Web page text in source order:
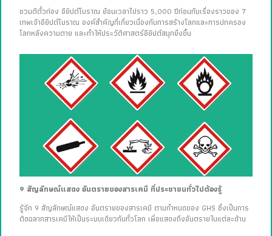
ชวนตีตั๋วท่อง อียิปต์โบราณ ย้อนเวลาไปราว 5,000 ปีก่อนกับเรื่องราวของ 7
เทพเจ้าอียิปต์โบราณ องค์สำคัญที่เกี่ยวเนื่องกับการสร้างโลกและการปกครอง
โลกหลังความตาย และทำให้ประวัติศาสตร์อียิปต์สนุกยิ่งขึ้น
9 สัญลักษณ์แสดง อันตรายของสารเคมี ที่ประชาชนทั่วไปต้องรู้
รู้จัก 9 สัญลักษณ์แสดง อันตรายของสารเคมี ตามกำหนดของ GHS ซึ่งเป็นการ
ติดฉลากสารเคมีให้เป็นระบบเดียวกันทั่วโลก เพื่อแสดงถึงอันตรายในแต่ละด้าน